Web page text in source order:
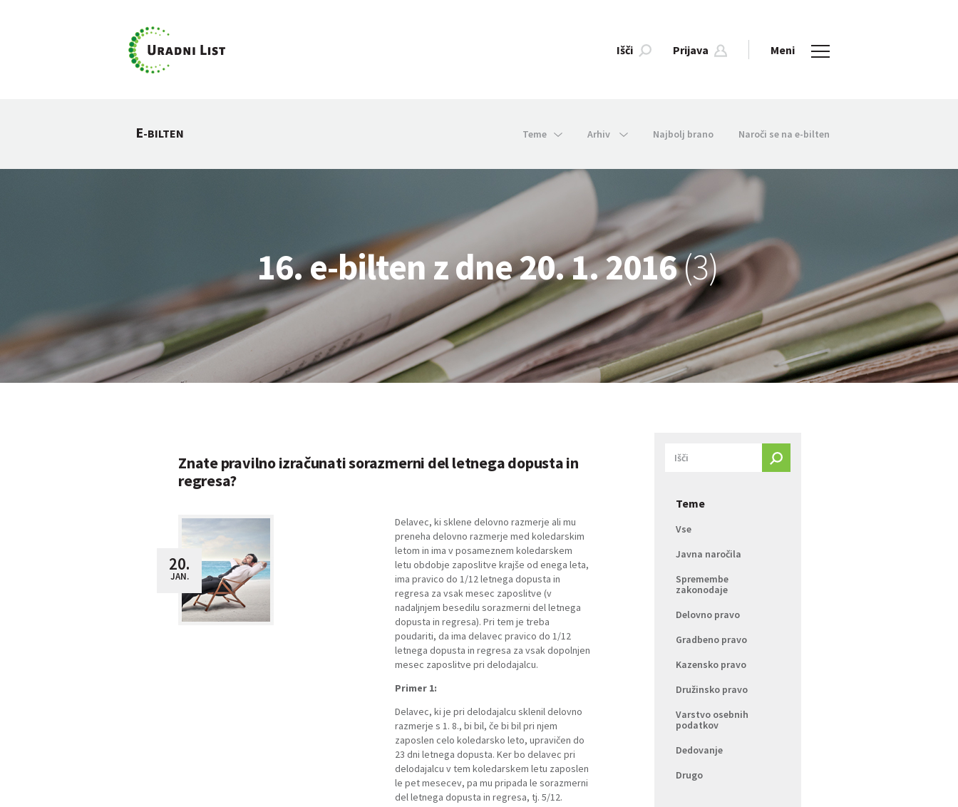
Išči Prijava Meni
E-BILTEN Teme Arhiv Najbolj brano Naroči se na e-bilten
16. e-bilten z dne 20. 1. 2016(3)
Znate pravilno izračunati sorazmerni del letnega dopusta in
regresa?
20.
JAN.
Delavec, ki sklene delovno razmerje ali mu
preneha delovno razmerje med koledarskim
letom in ima v posameznem koledarskem
letu obdobje zaposlitve krajše od enega leta,
ima pravico do 1/12 letnega dopusta in
regresa za vsak mesec zaposlitve (v
nadaljnjem besedilu sorazmerni del letnega
dopusta in regresa). Pri tem je treba
poudariti, da ima delavec pravico do 1/12
letnega dopusta in regresa za vsak dopolnjen
mesec zaposlitve pri delodajalcu.
Primer 1:
Delavec, ki je pri delodajalcu sklenil delovno
razmerje s 1. 8., bi bil, če bi bil pri njem
zaposlen celo koledarsko leto, upravičen do
23 dni letnega dopusta. Ker bo delavec pri
delodajalcu v tem koledarskem letu zaposlen
le pet mesecev, pa mu pripada le sorazmerni
del letnega dopusta in regresa, tj. 5/12.
Teme
Vse
Javna naročila
Spremembe
zakonodaje
Delovno pravo
Gradbeno pravo
Kazensko pravo
Družinsko pravo
Varstvo osebnih
podatkov
Dedovanje
Drugo